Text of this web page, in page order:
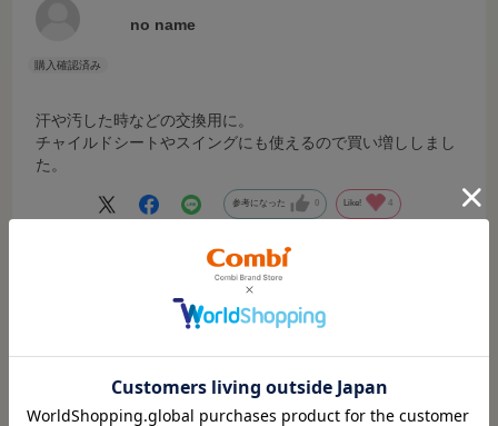
no name
汗や汚した時などの交換用に。
チャイルドシートやスイングにも使えるので買い増ししまし
た。
参考になった 0 Like! 4
カラー：トライアングルブラック（BK）
ご購入時のお子さまの月齢 :4～12カ月頃 お子さまの性別:おんなの子